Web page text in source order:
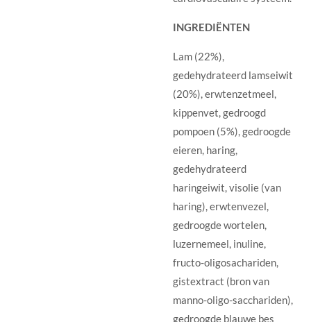
INGREDIËNTEN
Lam (22%),
gedehydrateerd lamseiwit
(20%), erwtenzetmeel,
kippenvet, gedroogd
pompoen (5%), gedroogde
eieren, haring,
gedehydrateerd
haringeiwit, visolie (van
haring), erwtenvezel,
gedroogde wortelen,
luzernemeel, inuline,
fructo-oligosachariden,
gistextract (bron van
manno-oligo-sacchariden),
gedroogde blauwe bes